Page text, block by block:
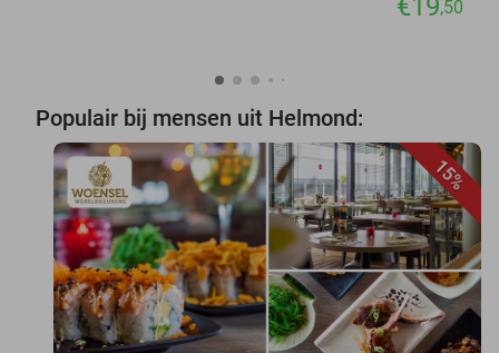
€19,50
Populair bij mensen uit Helmond:
15%